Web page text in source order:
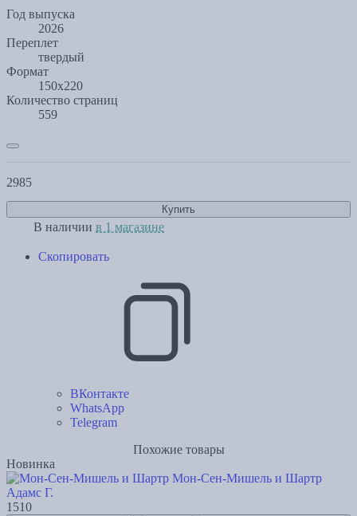
Год выпуска
2026
Переплет
твердый
Формат
150х220
Количество страниц
559
2985
Купить
В наличии в 1 магазине
Скопировать
ВКонтакте
WhatsApp
Telegram
Похожие товары
Новинка
Мон-Сен-Мишель и Шартр
Адамс Г.
1510